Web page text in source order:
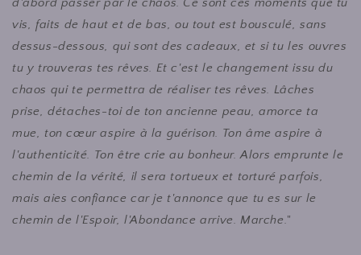
d'abord passer par le chaos. Ce sont ces moments que tu
vis, faits de haut et de bas, ou tout est bousculé, sans
dessus-dessous, qui sont des cadeaux, et si tu les ouvres
tu y trouveras tes rêves. Et c'est le changement issu du
chaos qui te permettra de réaliser tes rêves. Lâches
prise, détaches-toi de ton ancienne peau, amorce ta
mue, ton cœur aspire à la guérison. Ton âme aspire à
l'authenticité. Ton être crie au bonheur. Alors emprunte le
chemin de la vérité, il sera tortueux et torturé parfois,
mais aies confiance car je t'annonce que tu es sur le
chemin de l'Espoir, l'Abondance arrive. Marche."